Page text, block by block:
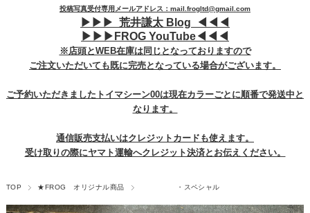
投稿写真受付専用メールアドレス：mail.frogltd@gmail.com
▶︎ ▶︎ ▶︎ 荒井謙太 Blog ◀︎ ◀︎ ◀︎
▶︎ ▶︎ ▶︎ FROG YouTube◀︎ ◀︎ ◀︎
※店頭とWEB在庫は同じとなっておりますので
ご注文いただいても既に完売となっている場合がございます。
ご予約いただきましたトイマシーン00は現在カラーごとに順番で発送中と
なります。
通信販売支払いはクレジットカードも使えます。
受け取りの際にヤマト運輸へクレジット決済とお伝えください。
TOP ★FROG オリジナル商品 ・スペシャル